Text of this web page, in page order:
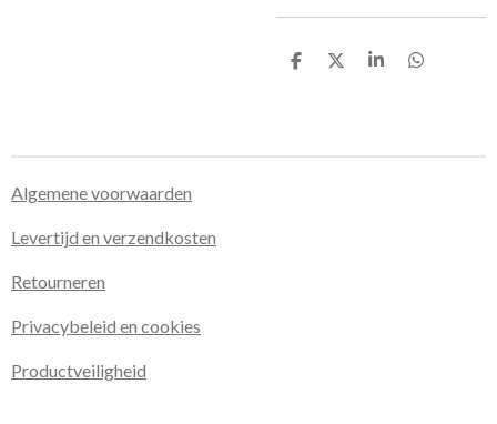
D
D
S
D
Algemene voorwaarden
Levertijd en verzendkosten
Retourneren
Privacybeleid en cookies
Productveiligheid